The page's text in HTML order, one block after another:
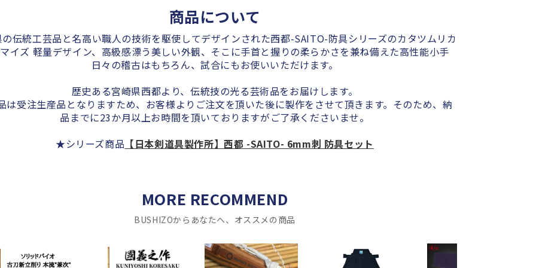
商品について
伝統工芸品と名高い職人の技術を駆使してデザインされた西都-SAITO-防具シリーズのカタツムリカ
イズ 軽量デザイン、高級感漂う美しい外観、そこに手首と握りの柔らかさを兼ね備えた高性能小手
日々の稽古はもちろん、試合にもお使いいただけます。
歴史ある宮崎県西都より、伝統技の光る芸術品をお届けします。
は受注生産品となりますため、お客様よりご注文を頂いた後に製作をさせて頂きます。そのため、納
品までに23か月以上お時間を頂いておりますがご了承くださいませ。
★シリーズ商品 【日本剣道具製作所】西都 -SAITO- 6mm刺 防具セット
MORE RECOMMEND
BUSHIZOからあなたへ、オススメの商品